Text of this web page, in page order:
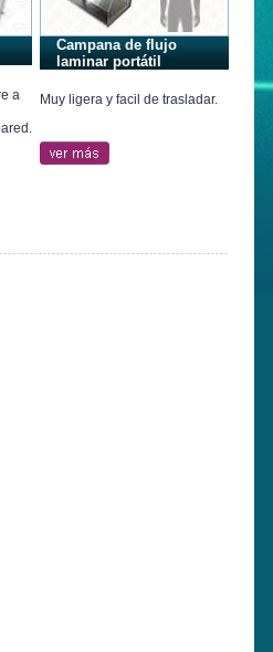
a
Campana de flujo
laminar portátil
Muy ligera y facil de trasladar.